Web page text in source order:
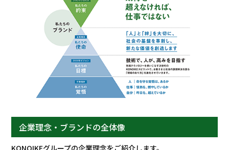
企業理念・ブランドの全体像
KONOIKEグループの企業理念をご紹介します。